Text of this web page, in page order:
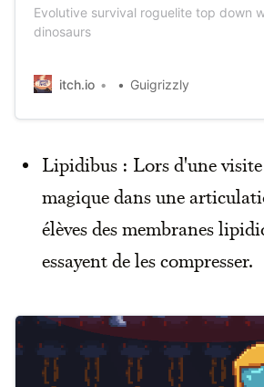
Evolutive survival roguelite top down
dinosaurs
itch.io Guigrizzly
Lipidibus : Lors d'une
magique dans une
élèves des membranes
essayent de les compresser.